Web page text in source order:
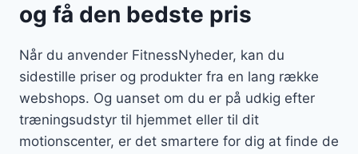
og få den bedste pris
Når du anvender FitnessNyheder, kan du
sidestille priser og produkter fra en lang række
webshops. Og uanset om du er på udkig efter
træningsudstyr til hjemmet eller til dit
motionscenter, er det smartere for dig at finde de